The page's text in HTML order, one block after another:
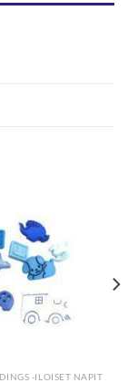
-ILOISET NAPIT